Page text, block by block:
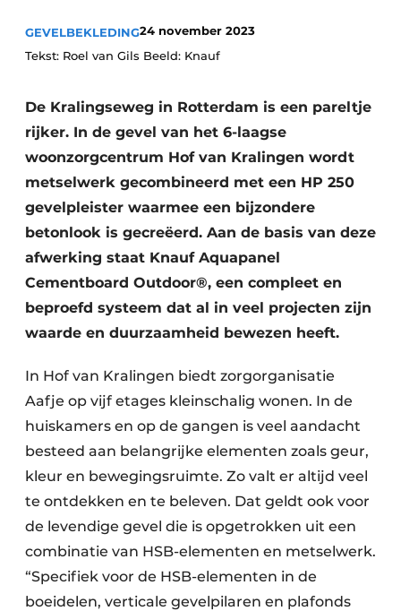
Privacy / Cookie statement
Vacatures
Video’s
GEVELBEKLEDING24 november 2023
Tekst: Roel van Gils Beeld: Knauf
De Kralingseweg in Rotterdam is een pareltje
rijker. In de gevel van het 6-laagse
woonzorgcentrum Hof van Kralingen wordt
metselwerk gecombineerd met een HP 250
gevelpleister waarmee een bijzondere
betonlook is gecreëerd. Aan de basis van deze
afwerking staat Knauf Aquapanel
Cementboard Outdoor®, een compleet en
beproefd systeem dat al in veel projecten zijn
waarde en duurzaamheid bewezen heeft.
In Hof van Kralingen biedt zorgorganisatie
Aafje op vijf etages kleinschalig wonen. In de
huiskamers en op de gangen is veel aandacht
besteed aan belangrijke elementen zoals geur,
kleur en bewegingsruimte. Zo valt er altijd veel
te ontdekken en te beleven. Dat geldt ook voor
de levendige gevel die is opgetrokken uit een
combinatie van HSB-elementen en metselwerk.
“Specifiek voor de HSB-elementen in de
boeidelen, verticale gevelpilaren en plafonds